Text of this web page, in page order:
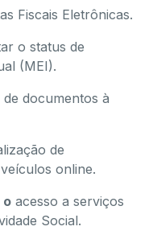
Fiscais Eletrônicas.
o status de
(MEI).
documentos à
de
online.
o acesso a serviços
Social.